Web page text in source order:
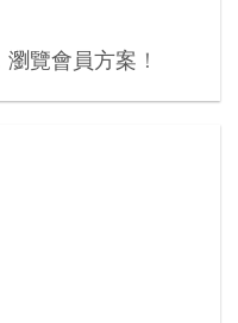
瀏覽會員方案 ！